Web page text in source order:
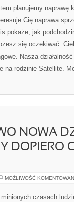
planujemy naprawę
Cię naprawa
pokaże, jak
się oczekiwać.
Nasza
na rodzinie Satellite.
NOWA
DOPIERO
MOŻLIWOŚĆ
minionych czasach